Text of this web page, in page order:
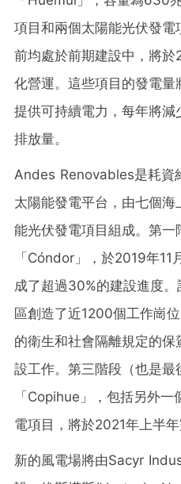
項目和兩個太陽能光伏發電
前均處於前期建設中，將
化營運。這些項目的發電
提供可持續電力，每年將
排放量。
Andes Renovables是耗資
太陽能發電平台，由七個
能光伏發電項目組成。第一
「Cóndor」，於2019年
成了超過30%的建設進度
區創造了近1200個工作崗
的衛生和社會隔離規定的
設工作。第三階段（也是最
「Copihue」，包括另外
電項目，將於2021年上半年
新的風電場將由Sacyr